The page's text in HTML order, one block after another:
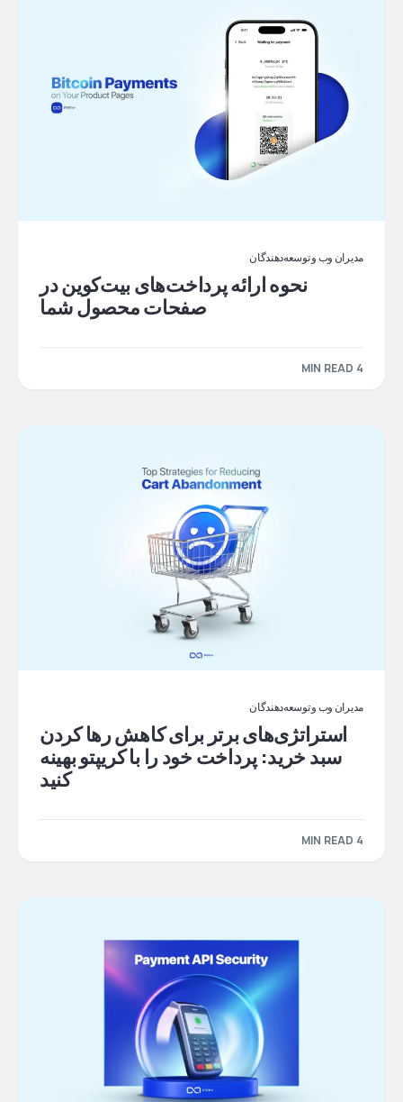
مدیران وب و توسعه‌دهندگان
نحوه ارائه پرداخت‌های بیت‌کوین در
صفحات محصول شما
4 MIN READ
مدیران وب و توسعه‌دهندگان
استراتژی‌های برتر برای کاهش رها کردن
سبد خرید: پرداخت خود را با کریپتو بهینه
کنید
4 MIN READ